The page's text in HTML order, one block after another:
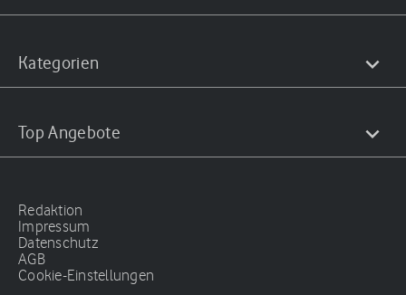
Kategorien
Top Angebote
Redaktion
Impressum
Datenschutz
AGB
Cookie-Einstellungen